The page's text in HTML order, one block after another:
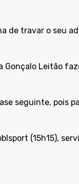
de travar o seu
Gonçalo Leitão
seguinte, pois
(15h15),